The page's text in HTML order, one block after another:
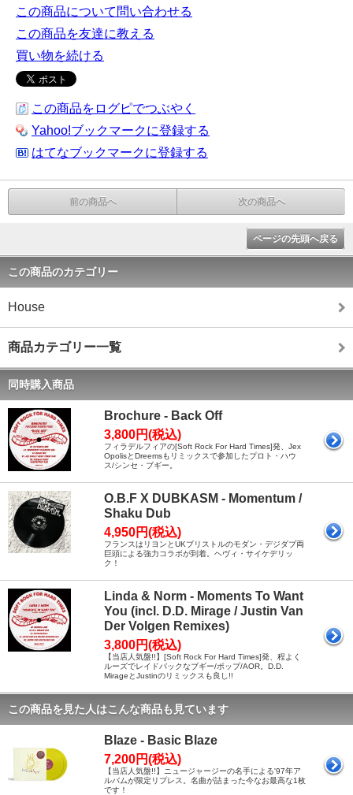
この商品について問い合わせる
この商品を友達に教える
買い物を続ける
この商品をログピでつぶやく
Yahoo!ブックマークに登録する
はてなブックマークに登録する
前の商品へ 次の商品へ
ページの先頭へ戻る
この商品のカテゴリー
House
商品カテゴリー一覧
同時購入商品
Brochure - Back Off
3,800円(税込)
フィラデルフィアの[Soft Rock For Hard Times]発、Jex
OpolisとDreemsもリミックスで参加したプロト・ハウ
ス/シンセ・ブギー。
O.B.F X DUBKASM - Momentum /
Shaku Dub
4,950円(税込)
フランスはリヨンとUKブリストルのモダン・デジダブ両
巨頭による強力コラボが到着。ヘヴィ・サイケデリッ
ク！
Linda & Norm - Moments To Want
You (incl. D.D. Mirage / Justin Van
Der Volgen Remixes)
3,800円(税込)
【当店人気盤!!】[Soft Rock For Hard Times]発、程よく
ルーズでレイドバックなブギー/ポップ/AOR。D.D.
MirageとJustinのリミックスも良し!!
この商品を見た人はこんな商品も見ています
Blaze - Basic Blaze
7,200円(税込)
【当店人気盤!!】ニュージャージーの名手による'97年ア
ルバムが限定リプレス。名曲が詰まった今なお最高な1枚
です！